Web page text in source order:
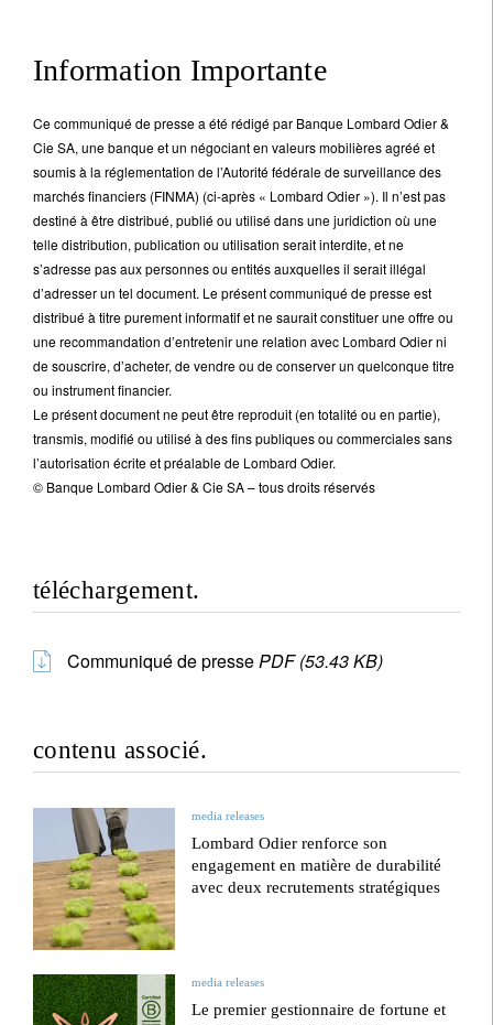
Information Importante
Ce communiqué de presse a été rédigé par Banque Lombard Odier &
Cie SA, une banque et un négociant en valeurs mobilières agréé et
soumis à la réglementation de l’Autorité fédérale de surveillance des
marchés financiers (FINMA) (ci-après « Lombard Odier »). Il n’est pas
destiné à être distribué, publié ou utilisé dans une juridiction où une
telle distribution, publication ou utilisation serait interdite, et ne
s’adresse pas aux personnes ou entités auxquelles il serait illégal
d’adresser un tel document. Le présent communiqué de presse est
distribué à titre purement informatif et ne saurait constituer une offre ou
une recommandation d’entretenir une relation avec Lombard Odier ni
de souscrire, d’acheter, de vendre ou de conserver un quelconque titre
ou instrument financier.
Le présent document ne peut être reproduit (en totalité ou en partie),
transmis, modifié ou utilisé à des fins publiques ou commerciales sans
l’autorisation écrite et préalable de Lombard Odier.
© Banque Lombard Odier & Cie SA – tous droits réservés
téléchargement.
Communiqué de pressePDF (53.43 KB)
contenu associé.
media releases
Lombard Odier renforce son
engagement en matière de durabilité
avec deux recrutements stratégiques
media releases
Le premier gestionnaire de fortune et